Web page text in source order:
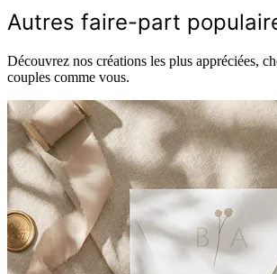
Autres faire-part
Découvrez nos créations les plus appréciées,
couples comme vous.